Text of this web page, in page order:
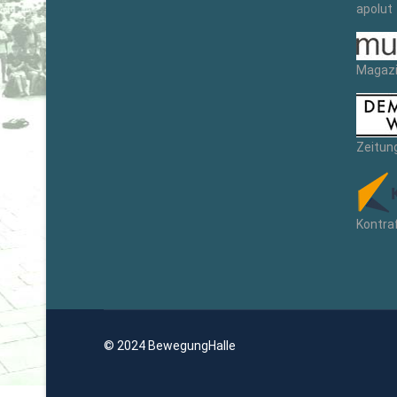
apolut
© 2024 BewegungHalle